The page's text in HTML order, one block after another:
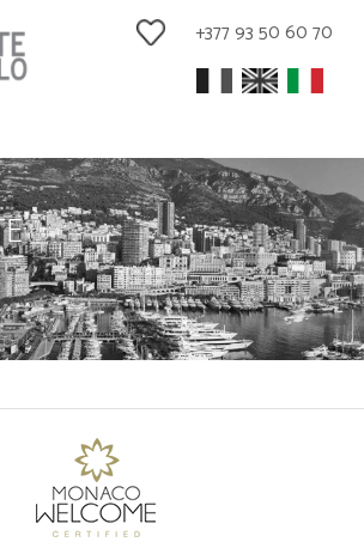
+377 93 50 60 70